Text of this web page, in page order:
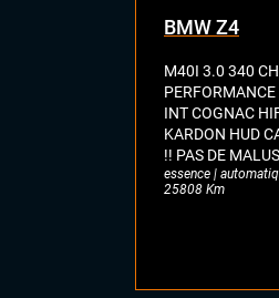
BMW Z4
M40I 3.0 340
INT COGNAC
KARDON HUD
!! PAS DE
essence |
25808 Km